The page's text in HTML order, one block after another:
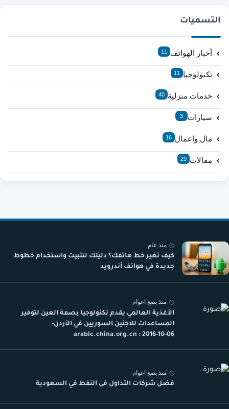
التسميات
أخبار الهواتف 11
تكنولوجيا 11
خدمات منزلية 40
سيارات 3
مال واعمال 16
مقالات 29
منذ عام
كيف تغير خط هاتفك؟ دليلك لتثبيت واستخدام خطوط
جديدة في هواتف أندرويد
منذ بضع اعوام
الأغذية العالمي يقدم تكنولوجيا بصمة العين لتوفير
المساعدات للاجئين السوريين في الأردن-
arabic.china.org.cn : 2016-10-06
منذ بضع اعوام
فضل شركات التداول فى النفط في السعودية